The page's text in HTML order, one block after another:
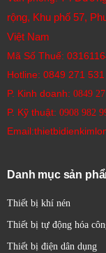
rộng, Khu phố 57,
Việt Nam
Mã Số Thuế:
Hotline: 0849 271 531
P. Kinh doanh: 0849
P. Kỹ thuật: 0908 982
Danh mục sản
Thiết bị khí nén
Thiết bị tự động hóa
Thiết bị điện dân dụng